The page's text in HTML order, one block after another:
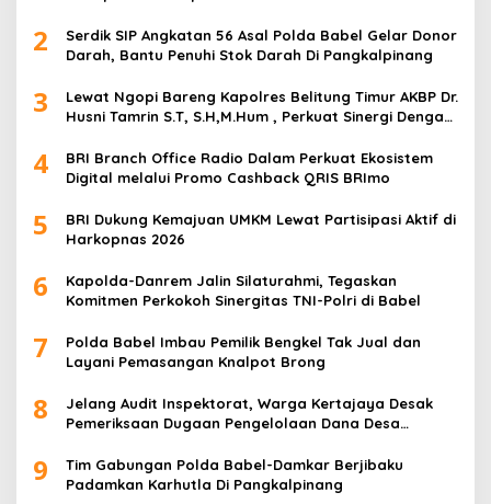
2
Serdik SIP Angkatan 56 Asal Polda Babel Gelar Donor
Darah, Bantu Penuhi Stok Darah Di Pangkalpinang
3
Lewat Ngopi Bareng Kapolres Belitung Timur AKBP Dr.
Husni Tamrin S.T, S.H,M.Hum , Perkuat Sinergi Dengan
4
BRI Branch Office Radio Dalam Perkuat Ekosistem
Digital melalui Promo Cashback QRIS BRImo
5
BRI Dukung Kemajuan UMKM Lewat Partisipasi Aktif di
Harkopnas 2026
6
Kapolda-Danrem Jalin Silaturahmi, Tegaskan
Komitmen Perkokoh Sinergitas TNI-Polri di Babel
7
Polda Babel Imbau Pemilik Bengkel Tak Jual dan
Layani Pemasangan Knalpot Brong
8
Jelang Audit Inspektorat, Warga Kertajaya Desak
Pemeriksaan Dugaan Pengelolaan Dana Desa
9
Tim Gabungan Polda Babel-Damkar Berjibaku
Padamkan Karhutla Di Pangkalpinang